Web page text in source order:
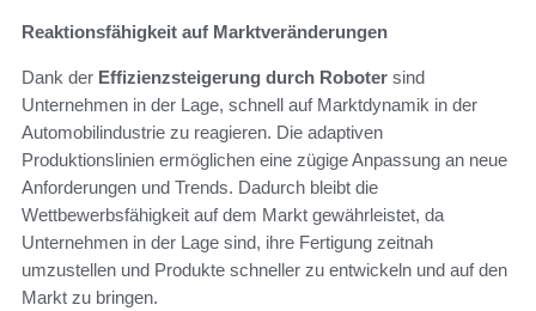
Reaktionsfähigkeit auf Marktveränderungen
Dank der Effizienzsteigerung durch Roboter sind
Unternehmen in der Lage, schnell auf Marktdynamik in der
Automobilindustrie zu reagieren. Die adaptiven
Produktionslinien ermöglichen eine zügige Anpassung an neue
Anforderungen und Trends. Dadurch bleibt die
Wettbewerbsfähigkeit auf dem Markt gewährleistet, da
Unternehmen in der Lage sind, ihre Fertigung zeitnah
umzustellen und Produkte schneller zu entwickeln und auf den
Markt zu bringen.